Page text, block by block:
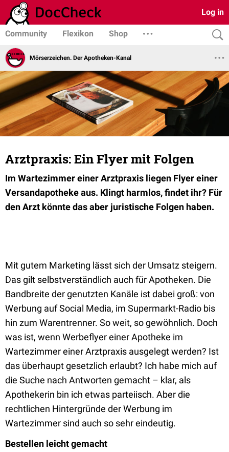
Log in
Community Flexikon Shop
Mörserzeichen. Der Apotheken-Kanal
Arztpraxis: Ein Flyer mit Folgen
Im Wartezimmer einer Arztpraxis liegen Flyer einer
Versandapotheke aus. Klingt harmlos, findet ihr? Für
den Arzt könnte das aber juristische Folgen haben.
Mit gutem Marketing lässt sich der Umsatz steigern.
Das gilt selbstverständlich auch für Apotheken. Die
Bandbreite der genutzten Kanäle ist dabei groß: von
Werbung auf Social Media, im Supermarkt-Radio bis
hin zum Warentrenner. So weit, so gewöhnlich. Doch
was ist, wenn Werbeflyer einer Apotheke im
Wartezimmer einer Arztpraxis ausgelegt werden? Ist
das überhaupt gesetzlich erlaubt? Ich habe mich auf
die Suche nach Antworten gemacht – klar, als
Apothekerin bin ich etwas parteiisch. Aber die
rechtlichen Hintergründe der Werbung im
Wartezimmer sind auch so sehr eindeutig.
Bestellen leicht gemacht